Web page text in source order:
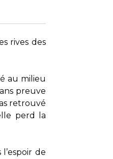
rives des
au milieu
preuve
retrouvé
perd la
de